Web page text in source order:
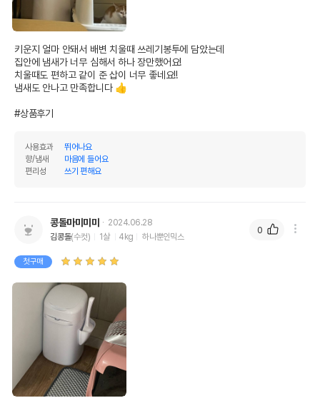
키운지 얼마 안돼서 배변 치울때 쓰레기봉투에 담았는데
집안에 냄새가 너무 심해서 하나 장만했어요!
치울때도 편하고 같이 준 삽이 너무 좋네요!!
냄새도 안나고 만족합니다 👍
#상품후기
사용효과
뛰어나요
향/냄새
마음에 들어요
편리성
쓰기 편해요
콩돌마미미미
2024.06.28
김콩돌(수컷) 1살 4kg 하나뿐인믹스
첫구매
0